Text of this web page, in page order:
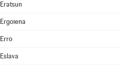
Eratsun
Ergoiena
Erro
Eslava